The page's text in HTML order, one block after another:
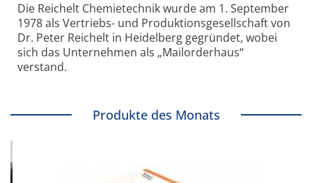
Die Reichelt Chemietechnik wurde am 1. September
1978 als Vertriebs- und Produktionsgesellschaft von
Dr. Peter Reichelt in Heidelberg gegründet, wobei
sich das Unternehmen als „Mailorderhaus“
verstand.
Produkte des Monats